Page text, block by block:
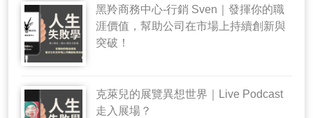
黑羚商務中心-行銷 Sven｜發揮你的職
涯價值，幫助公司在市場上持續創新與
突破！
克萊兒的展覽異想世界｜Live Podcast
走入展場？